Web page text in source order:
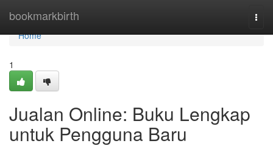
bookmarkbirth
Home
Home
1
Jualan Online: Buku Lengkap
untuk Pengguna Baru